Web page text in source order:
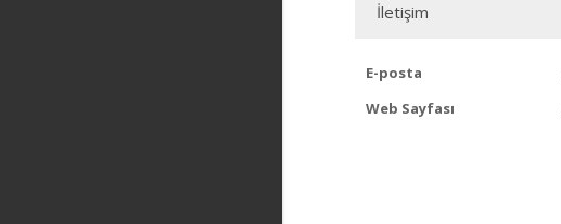
İletişim
E-posta
Web Sayfası